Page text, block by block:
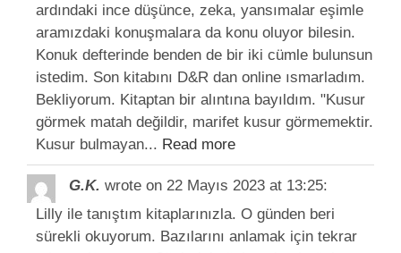
ardındaki ince düşünce, zeka, yansımalar eşimle
aramızdaki konuşmalara da konu oluyor bilesin.
Konuk defterinde benden de bir iki cümle bulunsun
istedim. Son kitabını D&R dan online ısmarladım.
Bekliyorum. Kitaptan bir alıntına bayıldım. "Kusur
görmek matah değildir, marifet kusur görmemektir.
Kusur bulmayan... Read more
G.K. wrote on 22 Mayıs 2023 at 13:25:
Lilly ile tanıştım kitaplarınızla. O günden beri
sürekli okuyorum. Bazılarını anlamak için tekrar